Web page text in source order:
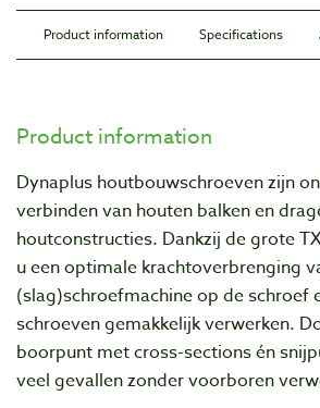
Product information Specifications
Product information
Dynaplus houtbouwschroeven zijn
verbinden van houten balken en
houtconstructies. Dankzij de grote
u een optimale krachtoverbrenging
(slag)schroefmachine op de schroef
schroeven gemakkelijk verwerken.
boorpunt met cross-sections én
veel gevallen zonder voorboren